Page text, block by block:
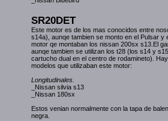
SR20DET
Este motor es de los mas conocidos entre
s14a), aunqe tambien se monto en el Pulsar
motor qe montaban los nissan 200sx s13.El
aunqe tambien se utilizan los t28 (los s14 y
cartucho dual en el centro de rodamineto).
modelos que utilizaban este motor:
Longitudinales.
_Nissan silvia s13
_Nissan 180sx
Estos venian normalmente con la tapa de
negra.